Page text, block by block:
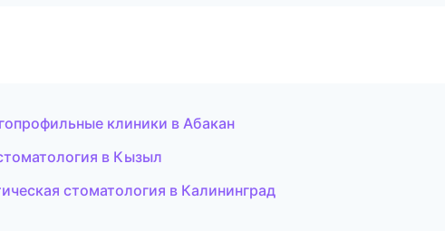
клиники в Абакан
в Кызыл
стоматология в Калининград